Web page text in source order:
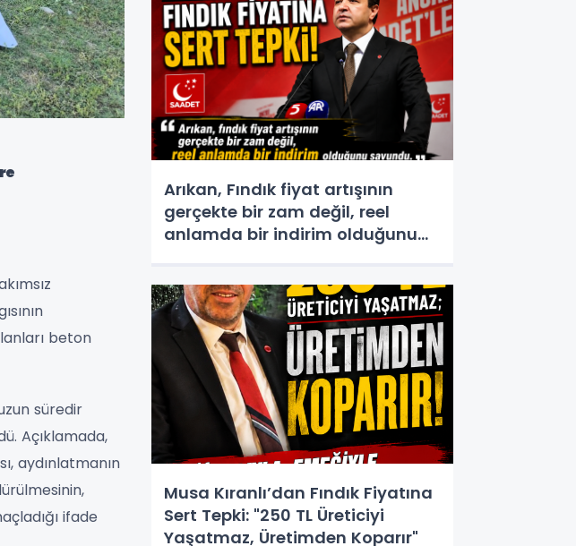
beton
süredir
Açıklamada,
aydınlatmanın
ifade
Arıkan, Fındık fiyat artışının
gerçekte bir zam değil, reel
anlamda bir indirim olduğunu
Musa Kıranlı’dan Fındık Fiyatına
Sert Tepki: "250 TL Üreticiyi
Yaşatmaz, Üretimden Koparır"